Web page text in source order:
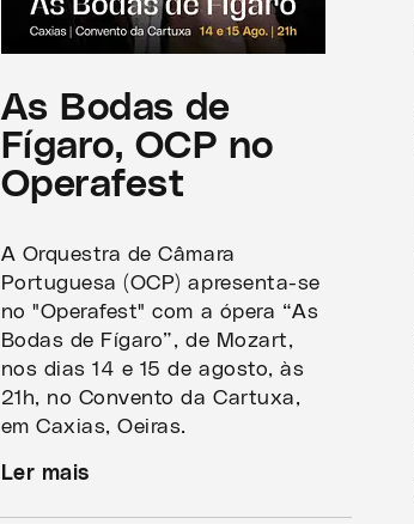
As Bodas de
Fígaro, OCP no
Operafest
A Orquestra de Câmara
Portuguesa (OCP) apresenta-se
no "Operafest" com a ópera “As
Bodas de Fígaro”, de Mozart,
nos dias 14 e 15 de agosto, às
21h, no Convento da Cartuxa,
em Caxias, Oeiras.
Ler mais